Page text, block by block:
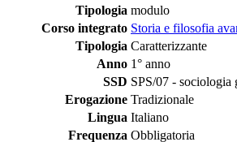
Tipologia modulo
Corso integrato Storia e filosofia
Tipologia Caratterizzante
Anno 1° anno
SSD SPS/07 - sociologia
Erogazione Tradizionale
Lingua Italiano
Frequenza Obbligatoria